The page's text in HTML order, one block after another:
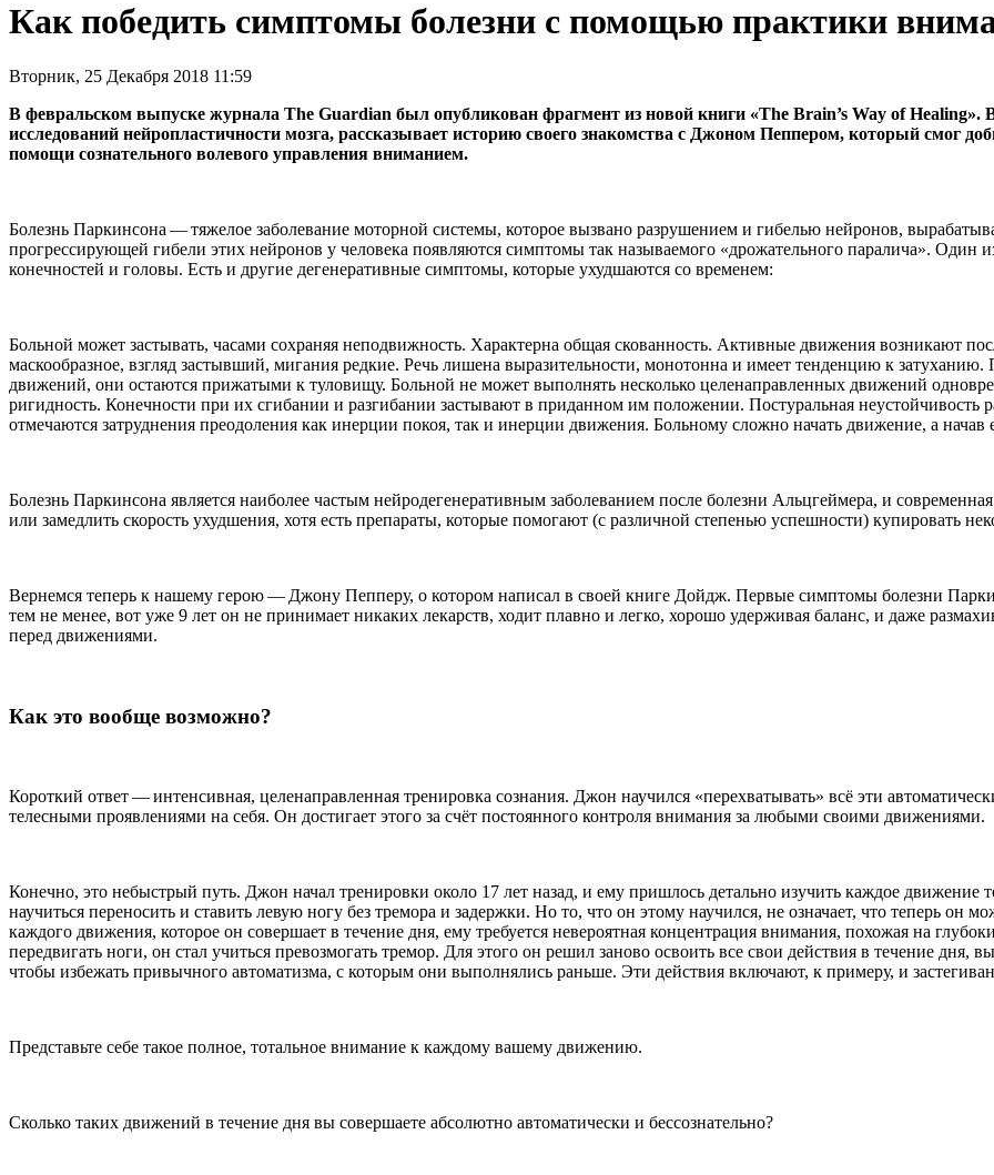
Как победить симптомы болезни с помощью практики
Вторник, 25 Декабря 2018 11:59
В февральском выпуске журнала The Guardian был опубликован фрагмент из новой книги «The Brain’s Way of
исследований нейропластичности мозга, рассказывает историю своего знакомства с Джоном Пеппером, который смог
помощи сознательного волевого управления вниманием.
Болезнь Паркинсона — тяжелое заболевание моторной системы, которое вызвано разрушением и гибелью нейронов,
прогрессирующей гибели этих нейронов у человека появляются симптомы так называемого «дрожательного паралича».
конечностей и головы. Есть и другие дегенеративные симптомы, которые ухудшаются со временем:
Больной может застывать, часами сохраняя неподвижность. Характерна общая скованность. Активные движения возникают
маскообразное, взгляд застывший, мигания редкие. Речь лишена выразительности, монотонна и имеет тенденцию к
движений, они остаются прижатыми к туловищу. Больной не может выполнять несколько целенаправленных движений
ригидность. Конечности при их сгибании и разгибании застывают в приданном им положении. Постуральная неустойчивость
отмечаются затруднения преодоления как инерции покоя, так и инерции движения. Больному сложно начать движение, а начав
Болезнь Паркинсона является наиболее частым нейродегенеративным заболеванием после болезни Альцгеймера, и
или замедлить скорость ухудшения, хотя есть препараты, которые помогают (с различной степенью успешности) купировать
Вернемся теперь к нашему герою — Джону Пепперу, о котором написал в своей книге Дойдж. Первые симптомы болезни
тем не менее, вот уже 9 лет он не принимает никаких лекарств, ходит плавно и легко, хорошо удерживая баланс, и даже
перед движениями.
Как это вообще возможно?
Короткий ответ — интенсивная, целенаправленная тренировка сознания. Джон научился «перехватывать» всё эти
телесными проявлениями на себя. Он достигает этого за счёт постоянного контроля внимания за любыми своими движениями.
Конечно, это небыстрый путь. Джон начал тренировки около 17 лет назад, и ему пришлось детально изучить каждое движение
научиться переносить и ставить левую ногу без тремора и задержки. Но то, что он этому научился, не означает, что теперь он
каждого движения, которое он совершает в течение дня, ему требуется невероятная концентрация внимания, похожая на
передвигать ноги, он стал учиться превозмогать тремор. Для этого он решил заново освоить все свои действия в течение
чтобы избежать привычного автоматизма, с которым они выполнялись раньше. Эти действия включают, к примеру, и
Представьте себе такое полное, тотальное внимание к каждому вашему движению.
Сколько таких движений в течение дня вы совершаете абсолютно автоматически и бессознательно?